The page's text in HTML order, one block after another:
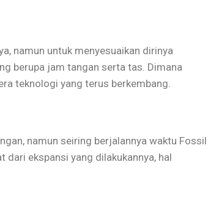
namun untuk menyesuaikan dirinya
berupa jam tangan serta tas. Dimana
teknologi yang terus berkembang.
namun seiring berjalannya waktu Fossil
ekspansi yang dilakukannya, hal